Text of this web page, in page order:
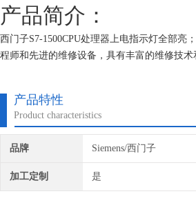
产品简介：
西门子S7-1500CPU处理器上电指示灯全部
程师和先进的维修设备，具有丰富的维修技
产品特性
Product characteristics
品牌 Siemens/西门子
加工定制 是